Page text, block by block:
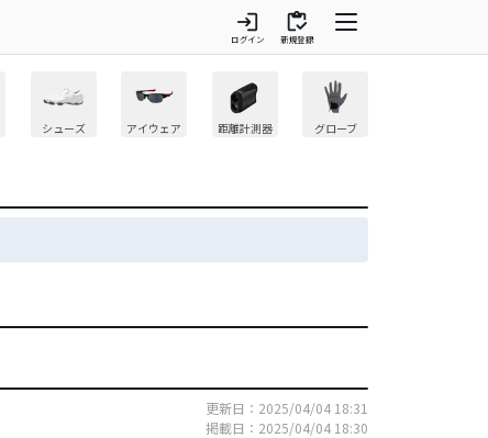
login
ログイン
inventory
新規登録
シューズ アイウェア 距離計測器 グローブ
更新日：2025/04/04 18:31
掲載日：2025/04/04 18:30